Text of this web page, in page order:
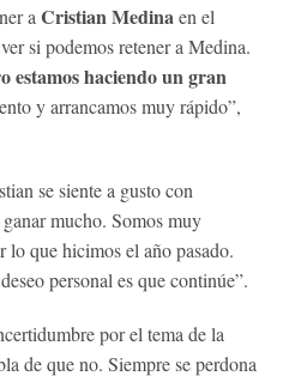
a Cristian Medinaen el
si podemos retener a Medina.
estamos haciendo un gran
y arrancamos muy rápido”,
se siente a gusto con
mucho. Somos muy
que hicimos el año pasado.
personal es que continúe”.
por el tema de la
de que no. Siempre se perdona